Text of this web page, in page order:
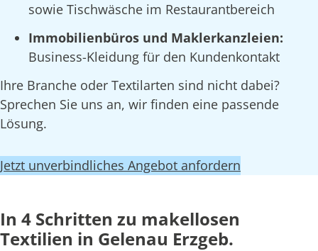
sowie Tischwäsche im Restaurantbereich
Immobilienbüros und Maklerkanzleien:
Business-Kleidung für den Kundenkontakt
Ihre Branche oder Textilarten sind nicht dabei?
Sprechen Sie uns an, wir finden eine passende
Lösung.
Jetzt unverbindliches Angebot anfordern
In 4 Schritten zu makellosen
Textilien in Gelenau Erzgeb.